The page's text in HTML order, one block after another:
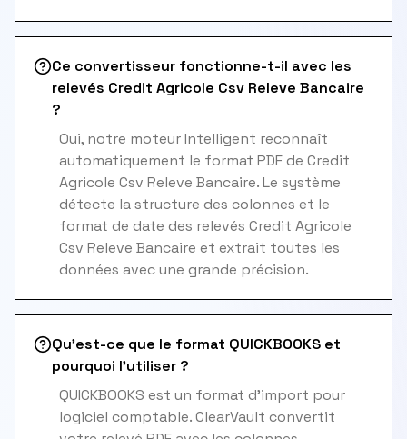
Ce convertisseur fonctionne-t-il avec les
relevés Credit Agricole Csv Releve Bancaire
?
Oui, notre moteur Intelligent reconnaît
automatiquement le format PDF de Credit
Agricole Csv Releve Bancaire. Le système
détecte la structure des colonnes et le
format de date des relevés Credit Agricole
Csv Releve Bancaire et extrait toutes les
données avec une grande précision.
Qu'est-ce que le format QUICKBOOKS et
pourquoi l'utiliser ?
QUICKBOOKS est un format d'import pour
logiciel comptable. ClearVault convertit